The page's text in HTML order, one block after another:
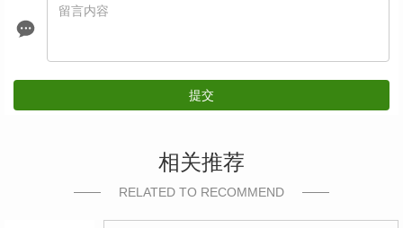
提交
相关推荐
RELATED TO RECOMMEND